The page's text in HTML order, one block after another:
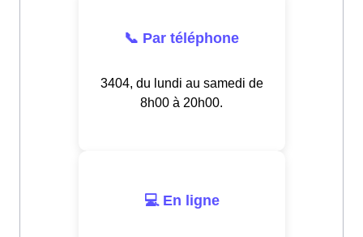
📞 Par téléphone
3404, du lundi au samedi de
8h00 à 20h00.
💻 En ligne